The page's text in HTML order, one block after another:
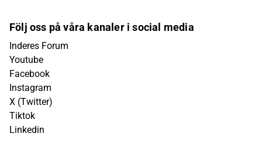
Följ oss på våra kanaler i social media
Inderes Forum
Youtube
Facebook
Instagram
X (Twitter)
Tiktok
Linkedin